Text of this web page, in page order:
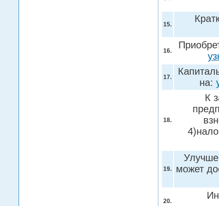
15.
16.
17.
на:
18.
К
19.
может
20.